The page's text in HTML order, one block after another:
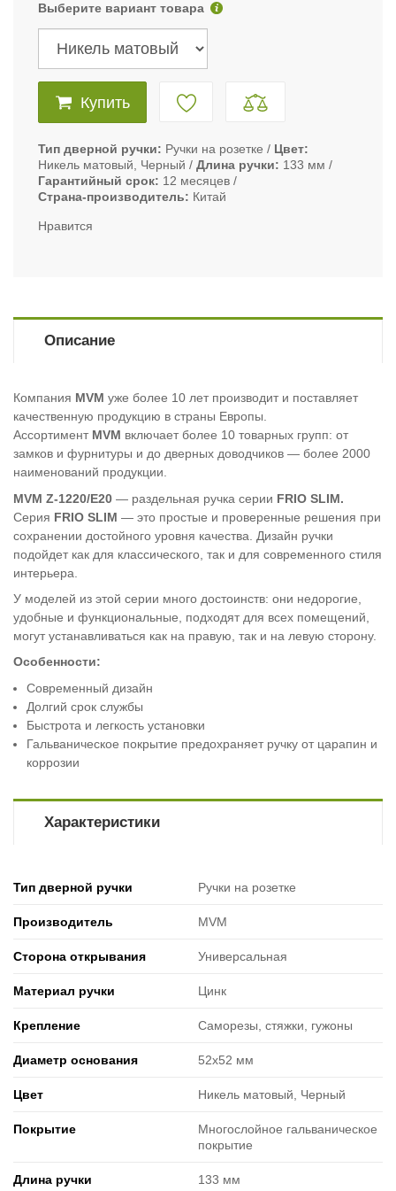
Выберите вариант товара
Купить
Тип дверной ручки Ручки на розетке
Цвет
Никель матовый, Черный
Длина ручки
133 мм
Гарантийный срок
12 месяцев
Страна-производитель
Китай
Нравится
Описание
Компания MVM уже более 10 лет производит и поставляет
качественную продукцию в страны Европы.
Ассортимент MVM включает более 10 товарных групп: от
замков и фурнитуры и до дверных доводчиков — более 2000
наименований продукции.
MVM Z-1220/E20 — раздельная ручка серии FRIO SLIM.
Серия FRIO SLIM — это простые и проверенные решения при
сохранении достойного уровня качества. Дизайн ручки
подойдет как для классического, так и для современного стиля
интерьера.
У моделей из этой серии много достоинств: они недорогие,
удобные и функциональные, подходят для всех помещений,
могут устанавливаться как на правую, так и на левую сторону.
Особенности:
Современный дизайн
Долгий срок службы
Быстрота и легкость установки
Гальваническое покрытие предохраняет ручку от царапин и
коррозии
Характеристики
Тип дверной ручки Ручки на розетке
Производитель MVM
Сторона открывания Универсальная
Материал ручки Цинк
Крепление Саморезы, стяжки, гужоны
Диаметр основания 52х52 мм
Цвет Никель матовый, Черный
Покрытие
Многослойное гальваническое
покрытие
Длина ручки 133 мм